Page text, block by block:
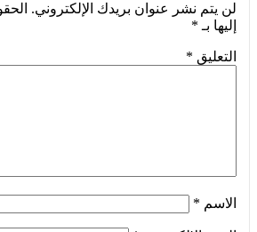
لن يتم نشر عنوان بريدك الإلكتروني.
إليها بـ *
التعليق *
الاسم *